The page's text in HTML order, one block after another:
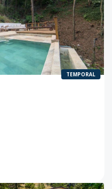
TEMPORAL